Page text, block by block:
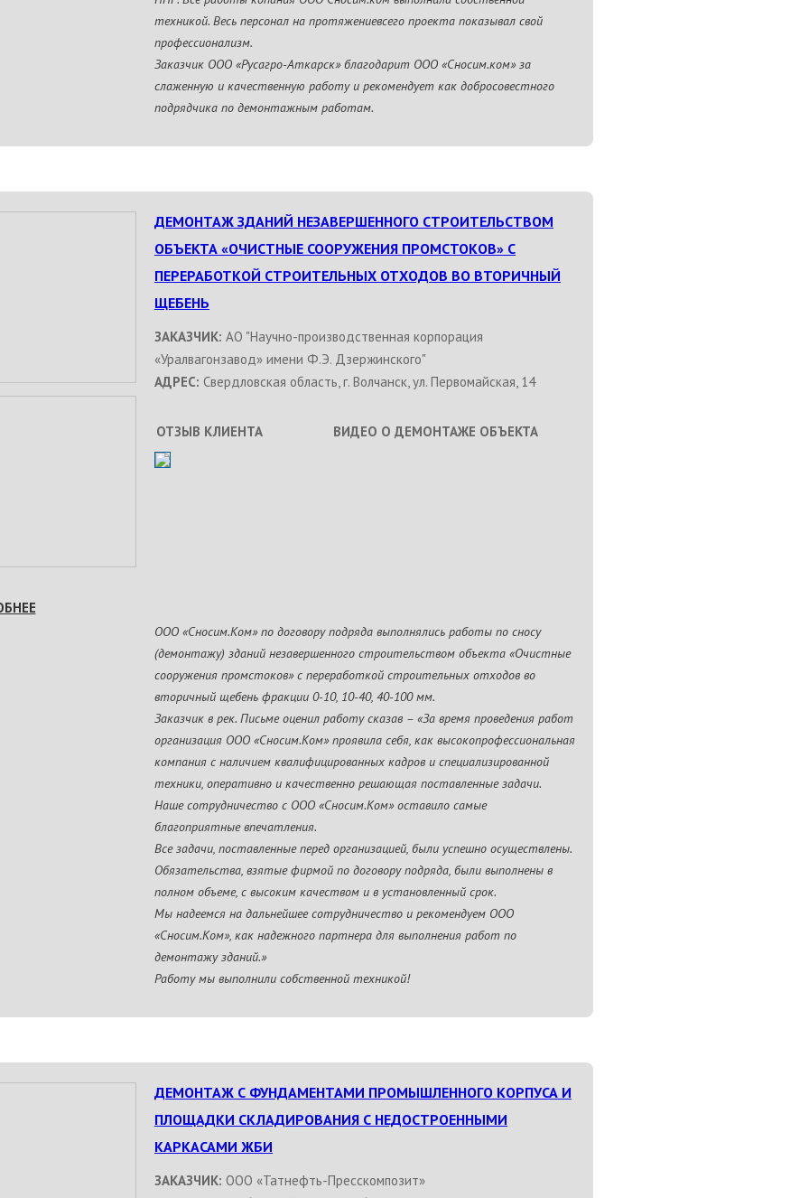
техникой. Весь персонал на протяжениевсего проекта показывал свой
профессионализм.
Заказчик ООО «Русагро-Аткарск» благодарит ООО «Сносим.ком» за
слаженную и качественную работу и рекомендует как добросовестного
подрядчика по демонтажным работам.
ДЕМОНТАЖ ЗДАНИЙ НЕЗАВЕРШЕННОГО СТРОИТЕЛЬСТВОМ
ОБЪЕКТА «ОЧИСТНЫЕ СООРУЖЕНИЯ ПРОМСТОКОВ» С
ПЕРЕРАБОТКОЙ СТРОИТЕЛЬНЫХ ОТХОДОВ ВО ВТОРИЧНЫЙ
ЩЕБЕНЬ
ЗАКАЗЧИК: АО "Научно-производственная корпорация
«Уралвагонзавод» имени Ф.Э. Дзержинского"
АДРЕС: Свердловская область, г. Волчанск, ул. Первомайская, 14
ОТЗЫВ КЛИЕНТА ВИДЕО О ДЕМОНТАЖЕ ОБЪЕКТА
ООО «Сносим.Ком» по договору подряда выполнялись работы по сносу
(демонтажу) зданий незавершенного строительством объекта «Очистные
сооружения промстоков» с переработкой строительных отходов во
вторичный щебень фракции 0-10, 10-40, 40-100 мм.
Заказчик в рек. Письме оценил работу сказав – «За время проведения работ
организация ООО «Сносим.Ком» проявила себя, как высокопрофессиональная
компания с наличием квалифицированных кадров и специализированной
техники, оперативно и качественно решающая поставленные задачи.
Наше сотрудничество с ООО «Сносим.Ком» оставило самые
благоприятные впечатления.
Все задачи, поставленные перед организацией, были успешно осуществлены.
Обязательства, взятые фирмой по договору подряда, были выполнены в
полном объеме, с высоким качеством и в установленный срок.
Мы надеемся на дальнейшее сотрудничество и рекомендуем ООО
«Сносим.Ком», как надежного партнера для выполнения работ по
демонтажу зданий.»
Работу мы выполнили собственной техникой!
ДЕМОНТАЖ С ФУНДАМЕНТАМИ ПРОМЫШЛЕННОГО КОРПУСА И
ПЛОЩАДКИ СКЛАДИРОВАНИЯ С НЕДОСТРОЕННЫМИ
КАРКАСАМИ ЖБИ
ЗАКАЗЧИК: ООО «Татнефть-Пресскомпозит»